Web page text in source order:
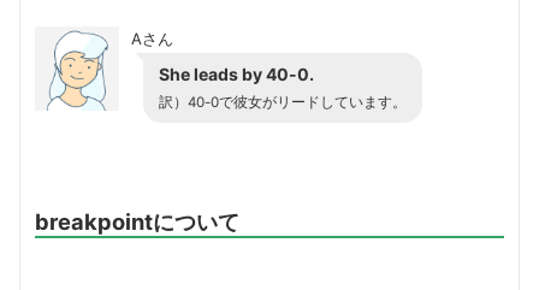
Aさん
She leads by 40-0.
訳）40-0で彼女がリードしています。
breakpointについて